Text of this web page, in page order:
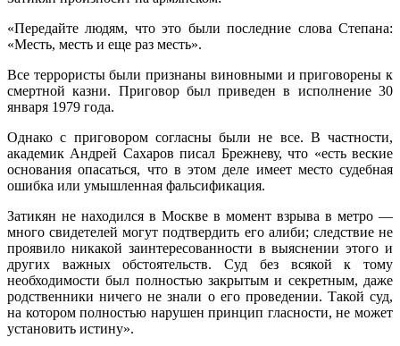
«Передайте людям, что это были последние слова Степана:
«Месть, месть и еще раз месть».
Все террористы были признаны виновными и приговорены к
смертной казни. Приговор был приведен в исполнение 30
января 1979 года.
Однако с приговором согласны были не все. В частности,
академик Андрей Сахаров писал Брежневу, что «есть веские
основания опасаться, что в этом деле имеет место судебная
ошибка или умышленная фальсификация.
Затикян не находился в Москве в момент взрыва в метро —
много свидетелей могут подтвердить его алиби; следствие не
проявило никакой заинтересованности в выяснении этого и
других важных обстоятельств. Суд без всякой к тому
необходимости был полностью закрытым и секретным, даже
родственники ничего не знали о его проведении. Такой суд,
на котором полностью нарушен принцип гласности, не может
установить истину».